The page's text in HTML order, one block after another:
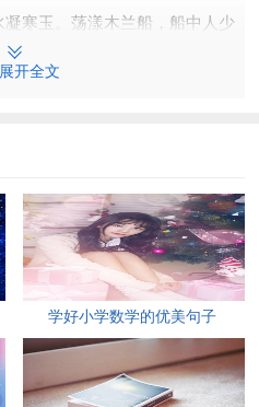
寒玉。荡漾木兰船，船中人少
波上暝烟低，菱歌月下归。
小蝴蝶吮吸一下自己满腔甜甜
是给人们一些观花的雅兴。春天
酿；秋天落下的花朵，在为春天
首靓丽的诗词，融入人类四季的
忘记，以前那些贡献也化为青
瓣把自己最后的一丝芳心，吐露
开全文
学好小学数学的优美句子